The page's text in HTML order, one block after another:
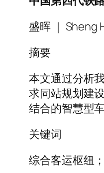
盛晖 ｜ Sheng
摘要
本文通过分析
求同站规划建
结合的智慧型车
关键词
综合客运枢纽